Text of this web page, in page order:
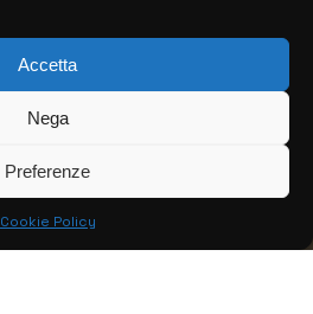
Accetta
Nega
Preferenze
Cookie Policy